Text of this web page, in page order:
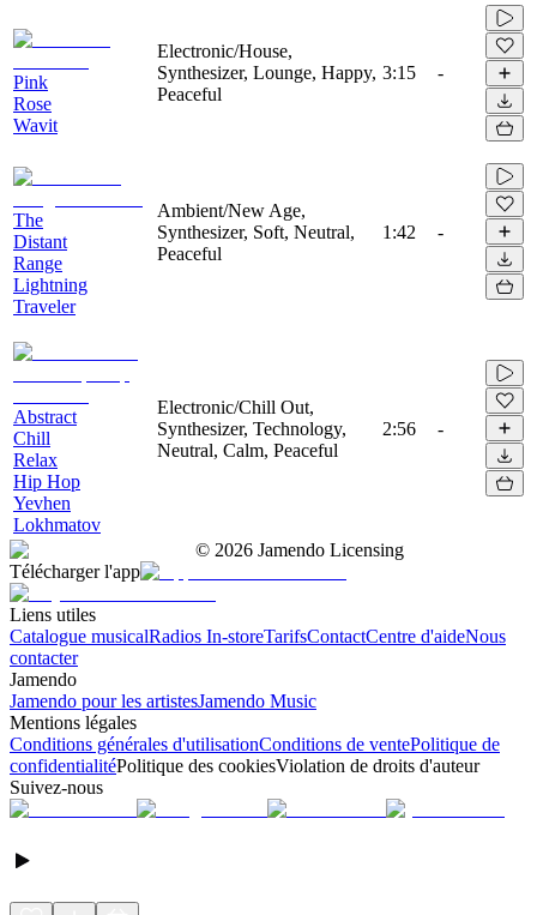
Pink
Rose
Wavit
Electronic/House,
Synthesizer, Lounge, Happy,
Peaceful
3:15 -
The
Distant
Range
Lightning
Traveler
Ambient/New Age,
Synthesizer, Soft, Neutral,
Peaceful
1:42 -
Abstract
Chill
Relax
Hip Hop
Yevhen
Lokhmatov
Electronic/Chill Out,
Synthesizer, Technology,
Neutral, Calm, Peaceful
2:56 -
© 2026 Jamendo Licensing
Télécharger l'app
Liens utiles
Catalogue musicalRadios In-storeTarifsContactCentre d'aideNous
contacter
Jamendo
Jamendo pour les artistesJamendo Music
Mentions légales
Conditions générales d'utilisationConditions de ventePolitique de
confidentialitéPolitique des cookiesViolation de droits d'auteur
Suivez-nous